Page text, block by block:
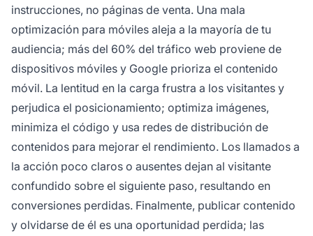
instrucciones, no páginas de venta. Una mala
optimización para móviles aleja a la mayoría de tu
audiencia; más del 60% del tráfico web proviene de
dispositivos móviles y Google prioriza el contenido
móvil. La lentitud en la carga frustra a los visitantes y
perjudica el posicionamiento; optimiza imágenes,
minimiza el código y usa redes de distribución de
contenidos para mejorar el rendimiento. Los llamados a
la acción poco claros o ausentes dejan al visitante
confundido sobre el siguiente paso, resultando en
conversiones perdidas. Finalmente, publicar contenido
y olvidarse de él es una oportunidad perdida; las